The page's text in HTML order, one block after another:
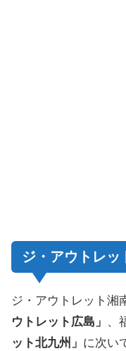
ジ・アウトレッ
ジ・アウトレット湘
ウトレット広島」 、
ット北九州」 に次い